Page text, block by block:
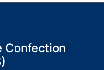
Confection